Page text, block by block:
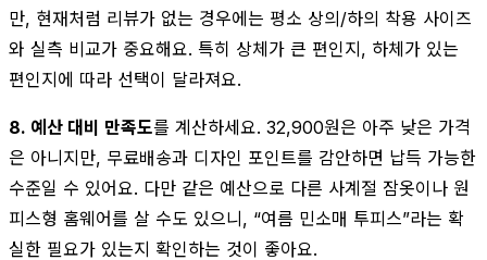
만, 현재처럼 리뷰가 없는 경우에는 평소 상의/하의 착용 사이즈
와 실측 비교가 중요해요. 특히 상체가 큰 편인지, 하체가 있는
편인지에 따라 선택이 달라져요.
8. 예산 대비 만족도를 계산하세요. 32,900원은 아주 낮은 가격
은 아니지만, 무료배송과 디자인 포인트를 감안하면 납득 가능한
수준일 수 있어요. 다만 같은 예산으로 다른 사계절 잠옷이나 원
피스형 홈웨어를 살 수도 있으니, “여름 민소매 투피스”라는 확
실한 필요가 있는지 확인하는 것이 좋아요.